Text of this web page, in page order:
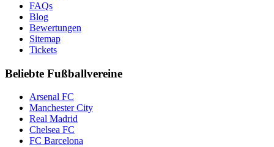
FAQs
Blog
Bewertungen
Sitemap
Tickets
Beliebte Fußballvereine
Arsenal FC
Manchester City
Real Madrid
Chelsea FC
FC Barcelona